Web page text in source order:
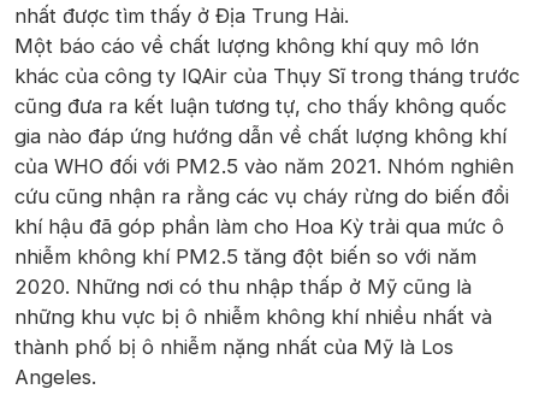
nhất được tìm thấy ở Địa Trung Hải.
Một báo cáo về chất lượng không khí quy mô lớn
khác của công ty IQAir của Thụy Sĩ trong tháng trước
cũng đưa ra kết luận tương tự, cho thấy không quốc
gia nào đáp ứng hướng dẫn về chất lượng không khí
của WHO đối với PM2.5 vào năm 2021. Nhóm nghiên
cứu cũng nhận ra rằng các vụ cháy rừng do biến đổi
khí hậu đã góp phần làm cho Hoa Kỳ trải qua mức ô
nhiễm không khí PM2.5 tăng đột biến so với năm
2020. Những nơi có thu nhập thấp ở Mỹ cũng là
những khu vực bị ô nhiễm không khí nhiều nhất và
thành phố bị ô nhiễm nặng nhất của Mỹ là Los
Angeles.